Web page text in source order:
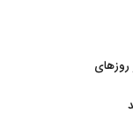
روزهای